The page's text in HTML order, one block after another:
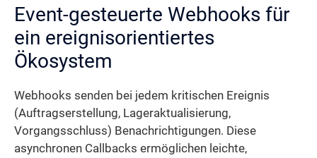
Event-gesteuerte Webhooks für
ein ereignisorientiertes
Ökosystem
Webhooks senden bei jedem kritischen Ereignis
(Auftragserstellung, Lageraktualisierung,
Vorgangsschluss) Benachrichtigungen. Diese
asynchronen Callbacks ermöglichen leichte,